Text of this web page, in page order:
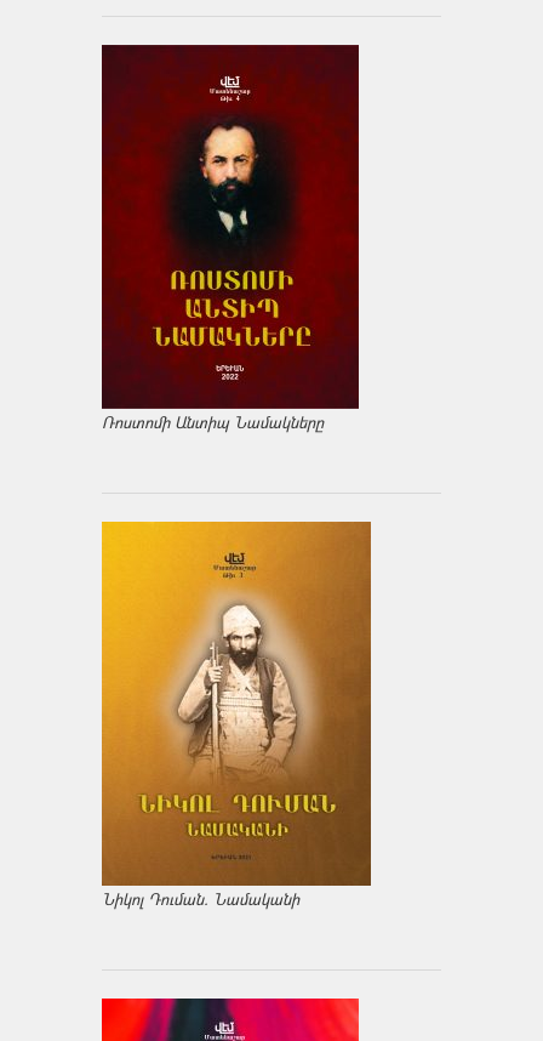
Ռոստոմի Անտիպ Նամակները
Նիկոլ Դուման. Նամականի